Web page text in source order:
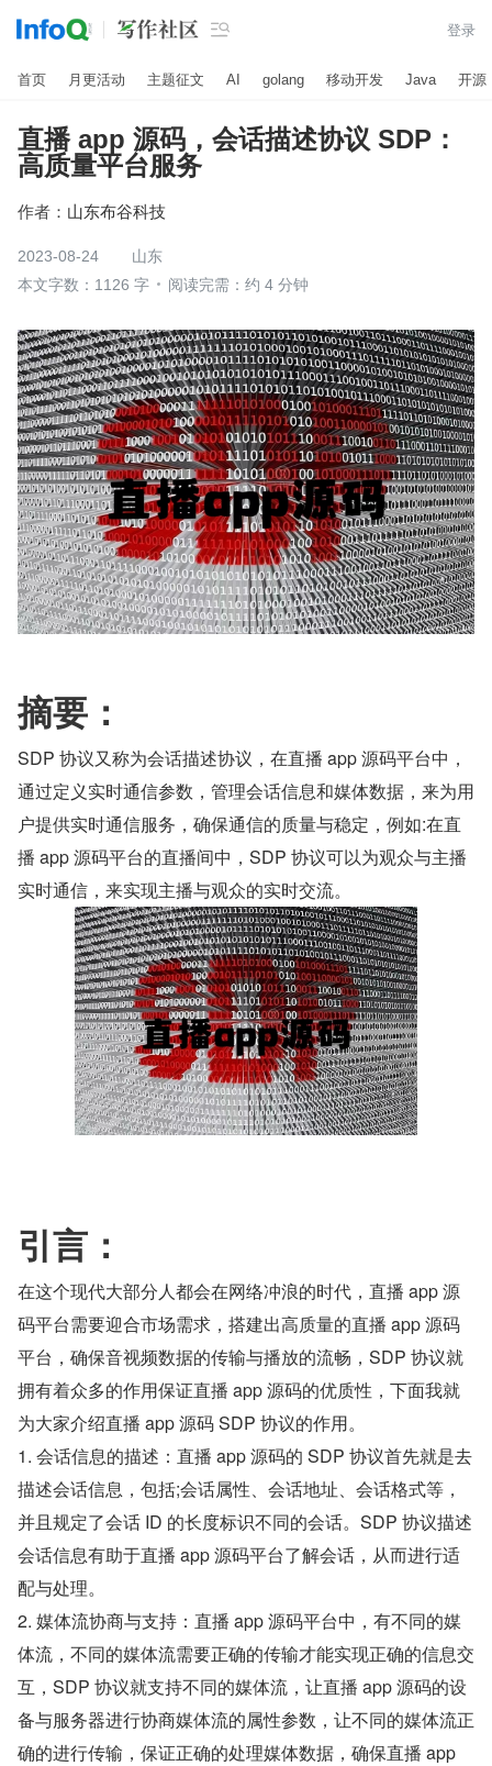
 登录
首页 月更活动 主题征文 AI golang 移动开发 Java 开源
直播 app 源码，会话描述协议 SDP：
高质量平台服务
作者： 山东布谷科技
2023-08-24
山东
本文字数：1126 字
阅读完需：约 4 分钟
摘要：
SDP 协议又称为会话描述协议，在直播 app 源码平台中，
通过定义实时通信参数，管理会话信息和媒体数据，来为用
户提供实时通信服务，确保通信的质量与稳定，例如:在直
播 app 源码平台的直播间中，SDP 协议可以为观众与主播
实时通信，来实现主播与观众的实时交流。
引言：
在这个现代大部分人都会在网络冲浪的时代，直播 app 源
码平台需要迎合市场需求，搭建出高质量的直播 app 源码
平台，确保音视频数据的传输与播放的流畅，SDP 协议就
拥有着众多的作用保证直播 app 源码的优质性，下面我就
为大家介绍直播 app 源码 SDP 协议的作用。
1. 会话信息的描述：直播 app 源码的 SDP 协议首先就是去
描述会话信息，包括;会话属性、会话地址、会话格式等，
并且规定了会话 ID 的长度标识不同的会话。SDP 协议描述
会话信息有助于直播 app 源码平台了解会话，从而进行适
配与处理。
2. 媒体流协商与支持：直播 app 源码平台中，有不同的媒
体流，不同的媒体流需要正确的传输才能实现正确的信息交
互，SDP 协议就支持不同的媒体流，让直播 app 源码的设
备与服务器进行协商媒体流的属性参数，让不同的媒体流正
确的进行传输，保证正确的处理媒体数据，确保直播 app